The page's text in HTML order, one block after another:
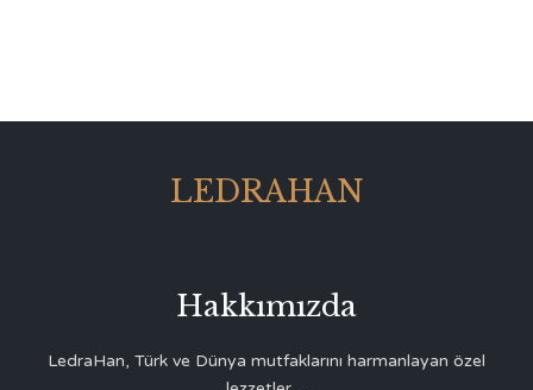
LEDRAHAN
Hakkımızda
LedraHan, Türk ve Dünya mutfaklarını harmanlayan özel